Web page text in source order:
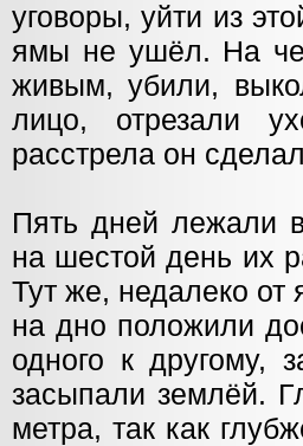
уговоры, уйти из
ямы не ушёл. На
живым, убили,
лицо, отрезали
расстрела он
Пять дней лежали
на шестой день их
Тут же, недалеко
на дно положили
одного к другому,
засыпали землёй.
метра, так как